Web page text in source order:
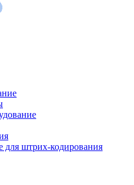
для штрих-кодирования